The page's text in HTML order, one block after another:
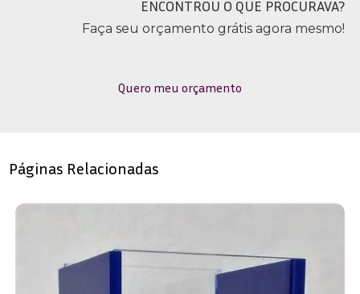
ENCONTROU O QUE PROCURAVA?
Faça seu orçamento grátis agora mesmo!
Quero meu orçamento
Páginas Relacionadas